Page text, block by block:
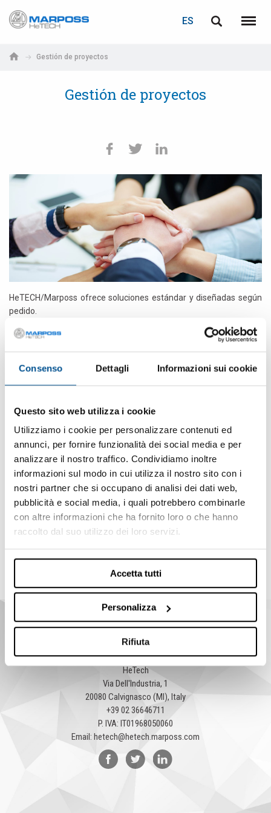
Consenso Dettagli Informazioni sui cookie
Questo sito web utilizza i cookie
Utilizziamo i cookie per personalizzare contenuti ed
annunci, per fornire funzionalità dei social media e per
analizzare il nostro traffico. Condividiamo inoltre
informazioni sul modo in cui utilizza il nostro sito con i
nostri partner che si occupano di analisi dei dati web,
pubblicità e social media, i quali potrebbero combinarle
con altre informazioni che ha fornito loro o che hanno
raccolto dal suo utilizzo dei loro servizi.
Accetta tutti
Personalizza
Rifiuta
Marposs
ES
Menú
Gestión de proyectos
Gestión de proyectos
HeTECH/Marposs ofrece soluciones estándar y diseñadas según
pedido.
y fabricación especial, y se gestionan mejor como proyectos. Una
gestión efectiva de los proyectos ayuda a cumplir los objetivos de
calidad, temporales y de costes, al tiempo que se realiza una
requieren que los proveedores tengan unas excelentes
habilidades de gestión de proyectos. Además, la globalización
empresarial hace necesarios proveedores de equipos especiales
que diseñen, fabriquen y efectúen la puesta en marcha en todo el
mundo, con un control completo y una coordinación estricta con el
cliente para la aprobación del diseño, disponibilidad demuestra,
pruebas de aceptación y puesta en marcha..
Estos son los puntos fuertes de HeTECH/Marposs.
HeTech
Via Dell'Industria, 1
20080 Calvignasco (MI), Italy
+39 02 36646711
P. IVA: IT01968050060
Email: hetech@hetech.marposs.com
中文 (Chinese)
ACCEDER RECUPERACIÓN DE CONTRASEÑA
Si aún no está registrado, puede hacerlo ahora: ¡es gratis!
Haga clic aquí